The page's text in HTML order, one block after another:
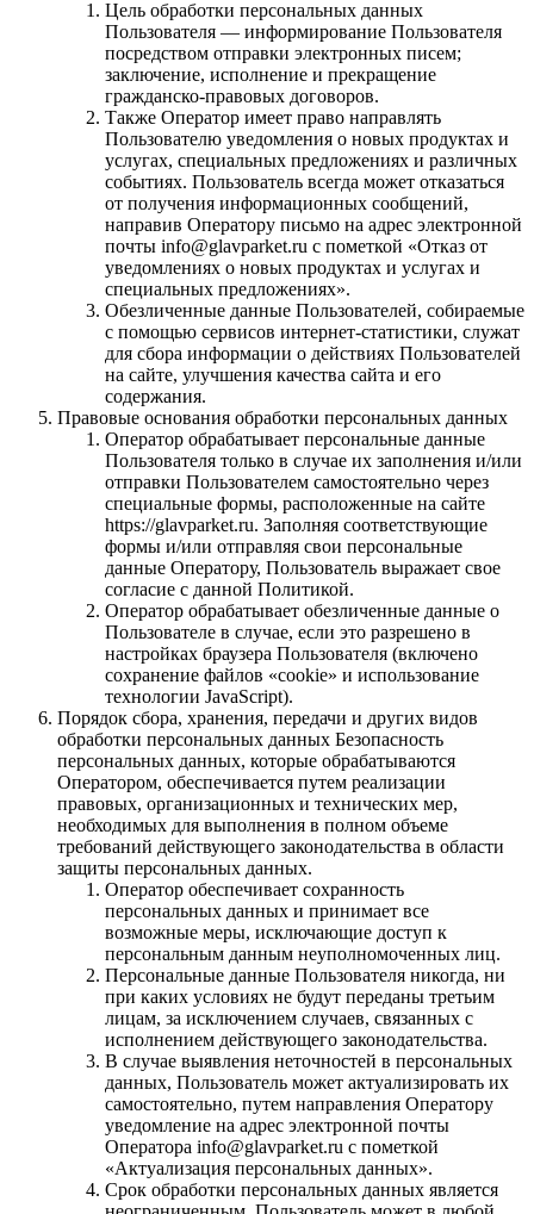
Цель обработки персональных данных
Пользователя — информирование Пользователя
посредством отправки электронных писем;
заключение, исполнение и прекращение
гражданско-правовых договоров.
Также Оператор имеет право направлять
Пользователю уведомления о новых продуктах и
услугах, специальных предложениях и различных
событиях. Пользователь всегда может отказаться
от получения информационных сообщений,
направив Оператору письмо на адрес электронной
почты info@glavparket.ru с пометкой «Отказ от
уведомлениях о новых продуктах и услугах и
специальных предложениях».
Обезличенные данные Пользователей, собираемые
с помощью сервисов интернет-статистики, служат
для сбора информации о действиях Пользователей
на сайте, улучшения качества сайта и его
содержания.
Правовые основания обработки персональных данных
Оператор обрабатывает персональные данные
Пользователя только в случае их заполнения и/или
отправки Пользователем самостоятельно через
специальные формы, расположенные на сайте
https://glavparket.ru. Заполняя соответствующие
формы и/или отправляя свои персональные
данные Оператору, Пользователь выражает свое
согласие с данной Политикой.
Оператор обрабатывает обезличенные данные о
Пользователе в случае, если это разрешено в
настройках браузера Пользователя (включено
сохранение файлов «cookie» и использование
технологии JavaScript).
Порядок сбора, хранения, передачи и других видов
обработки персональных данных Безопасность
персональных данных, которые обрабатываются
Оператором, обеспечивается путем реализации
правовых, организационных и технических мер,
необходимых для выполнения в полном объеме
требований действующего законодательства в области
защиты персональных данных.
Оператор обеспечивает сохранность
персональных данных и принимает все
возможные меры, исключающие доступ к
персональным данным неуполномоченных лиц.
Персональные данные Пользователя никогда, ни
при каких условиях не будут переданы третьим
лицам, за исключением случаев, связанных с
исполнением действующего законодательства.
В случае выявления неточностей в персональных
данных, Пользователь может актуализировать их
самостоятельно, путем направления Оператору
уведомление на адрес электронной почты
Оператора info@glavparket.ru с пометкой
«Актуализация персональных данных».
Срок обработки персональных данных является